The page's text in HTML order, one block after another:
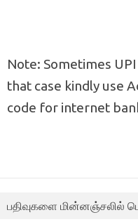
Note: Sometimes
that case kindly use
code for internet
பதிவுகளை மின்னஞ்சலில்